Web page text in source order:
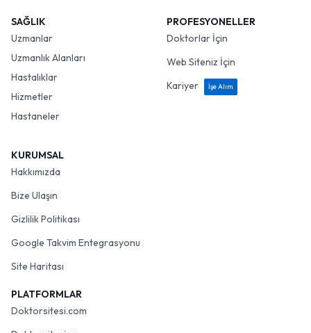
SAĞLIK
Uzmanlar
Uzmanlık Alanları
Hastalıklar
Hizmetler
Hastaneler
PROFESYONELLER
Doktorlar İçin
Web Siteniz İçin
Kariyer
İşe Alım
KURUMSAL
Hakkımızda
Bize Ulaşın
Gizlilik Politikası
Google Takvim Entegrasyonu
Site Haritası
PLATFORMLAR
Doktorsitesi.com